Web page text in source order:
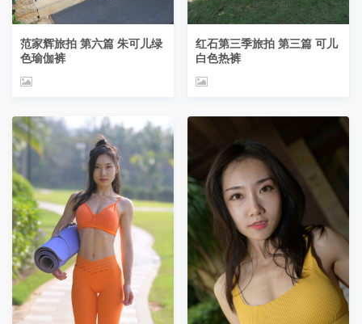
范家辉旅拍 第六篇 朱可儿绿
色瑜伽裤
红石第三季旅拍 第三篇 可儿
白色热裤